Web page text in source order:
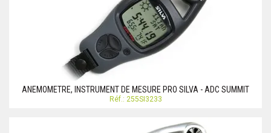
ANEMOMETRE, INSTRUMENT DE MESURE PRO SILVA - ADC SUMMIT
Réf.: 255SI3233